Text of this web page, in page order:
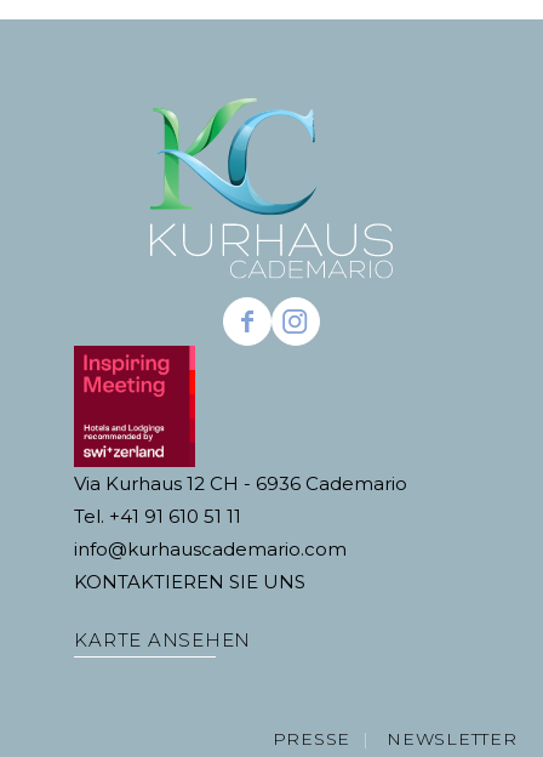
Via Kurhaus 12 CH - 6936 Cademario
Tel. +41 91 610 51 11
info@kurhauscademario.com
KONTAKTIEREN SIE UNS
KARTE ANSEHEN
PRESSE NEWSLETTER